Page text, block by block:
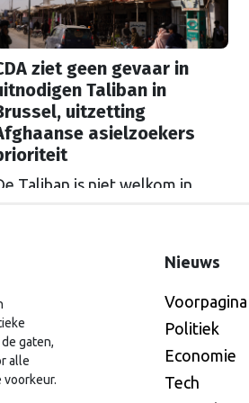
ziet geen gevaar in
Taliban in
uitzetting
asielzoekers
Taliban is niet welkom in
Parlement. Daar werd gestemd
Raquel
Hermida-van der Walle
de uitnodiging van de
Commissie. Het CDA
gaten,
alle
Nieuws
Voorpagina
Politiek
Economie
Tech